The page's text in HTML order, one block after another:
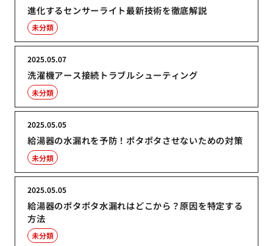
進化するセンサーライト最新技術を徹底解説
未分類
洗濯機アース接続トラブルシューティング
2025.05.07
未分類
給湯器の水漏れを予防！ポタポタさせないための対策
2025.05.05
未分類
給湯器のポタポタ水漏れはどこから？原因を特定する
方法
2025.05.05
未分類